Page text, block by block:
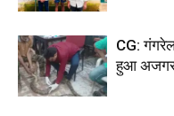
CG:
हुआ